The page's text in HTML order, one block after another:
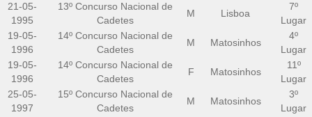
21-05-
1995
13º Concurso Nacional de
Cadetes
M Lisboa
7º
Lugar
19-05-
1996
14º Concurso Nacional de
Cadetes
M Matosinhos
4º
Lugar
19-05-
1996
14º Concurso Nacional de
Cadetes
F Matosinhos
11º
Lugar
25-05-
1997
15º Concurso Nacional de
Cadetes
M Matosinhos
3º
Lugar